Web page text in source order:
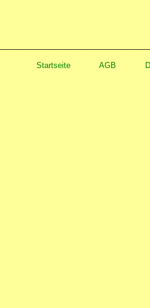
Startseite AGB